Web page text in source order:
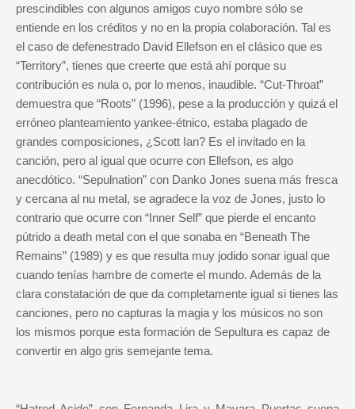
prescindibles con algunos amigos cuyo nombre sólo se
entiende en los créditos y no en la propia colaboración. Tal es
el caso de defenestrado David Ellefson en el clásico que es
“Territory”, tienes que creerte que está ahí porque su
contribución es nula o, por lo menos, inaudible. “Cut-Throat”
demuestra que “Roots” (1996), pese a la producción y quizá el
erróneo planteamiento yankee-étnico, estaba plagado de
grandes composiciones, ¿Scott Ian? Es el invitado en la
canción, pero al igual que ocurre con Ellefson, es algo
anecdótico. “Sepulnation” con Danko Jones suena más fresca
y cercana al nu metal, se agradece la voz de Jones, justo lo
contrario que ocurre con “Inner Self” que pierde el encanto
pútrido a death metal con el que sonaba en “Beneath The
Remains” (1989) y es que resulta muy jodido sonar igual que
cuando tenías hambre de comerte el mundo. Además de la
clara constatación de que da completamente igual si tienes las
canciones, pero no capturas la magia y los músicos no son
los mismos porque esta formación de Sepultura es capaz de
convertir en algo gris semejante tema.